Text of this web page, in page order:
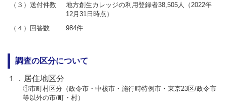
（３）送付件数
地方創生カレッジの利用登録者38,505人（2022年
12月31日時点）
（４）回答数
984件
調査の区分について
１．居住地区分
①市町村区分（政令市・中核市・施行時特例市・東京23区/政令市
等以外の市/町・村）